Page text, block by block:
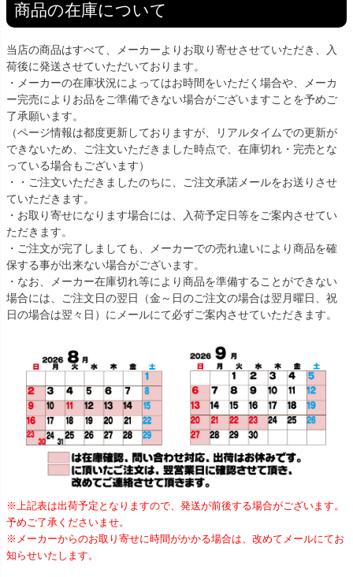
商品の在庫について
当店の商品はすべて、メーカーよりお取り寄せさせていただき、入
荷後に発送させていただいております。
・メーカーの在庫状況によってはお時間をいただく場合や、メーカ
ー完売によりお品をご準備できない場合がございますことを予めご
了承願います。
（ページ情報は都度更新しておりますが、リアルタイムでの更新が
できないため、ご注文いただきました時点で、在庫切れ・完売とな
っている場合もございます）
・・ご注文いただきましたのちに、ご注文承諾メールをお送りさせ
ていただきます。
・お取り寄せになります場合には、入荷予定日等をご案内させてい
ただきます。
・ご注文が完了しましても、メーカーでの売れ違いにより商品を確
保する事が出来ない場合がございます。
・なお、メーカー在庫切れ等により商品を準備することができない
場合には、ご注文日の翌日（金～日のご注文の場合は翌月曜日、祝
日の場合は翌々日）にメールにて必ずご案内させていただきます。
※上記表は出荷予定となりますので、発送が前後する場合がございます。
予めご了承くださいませ。
※メーカーからのお取り寄せに時間がかかる場合は、改めてメールにてお
知らせいたします。